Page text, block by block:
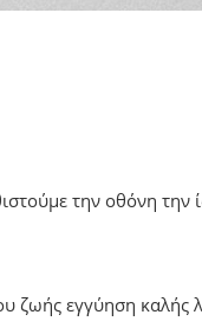
την οθόνη την
ζωής εγγύηση καλής